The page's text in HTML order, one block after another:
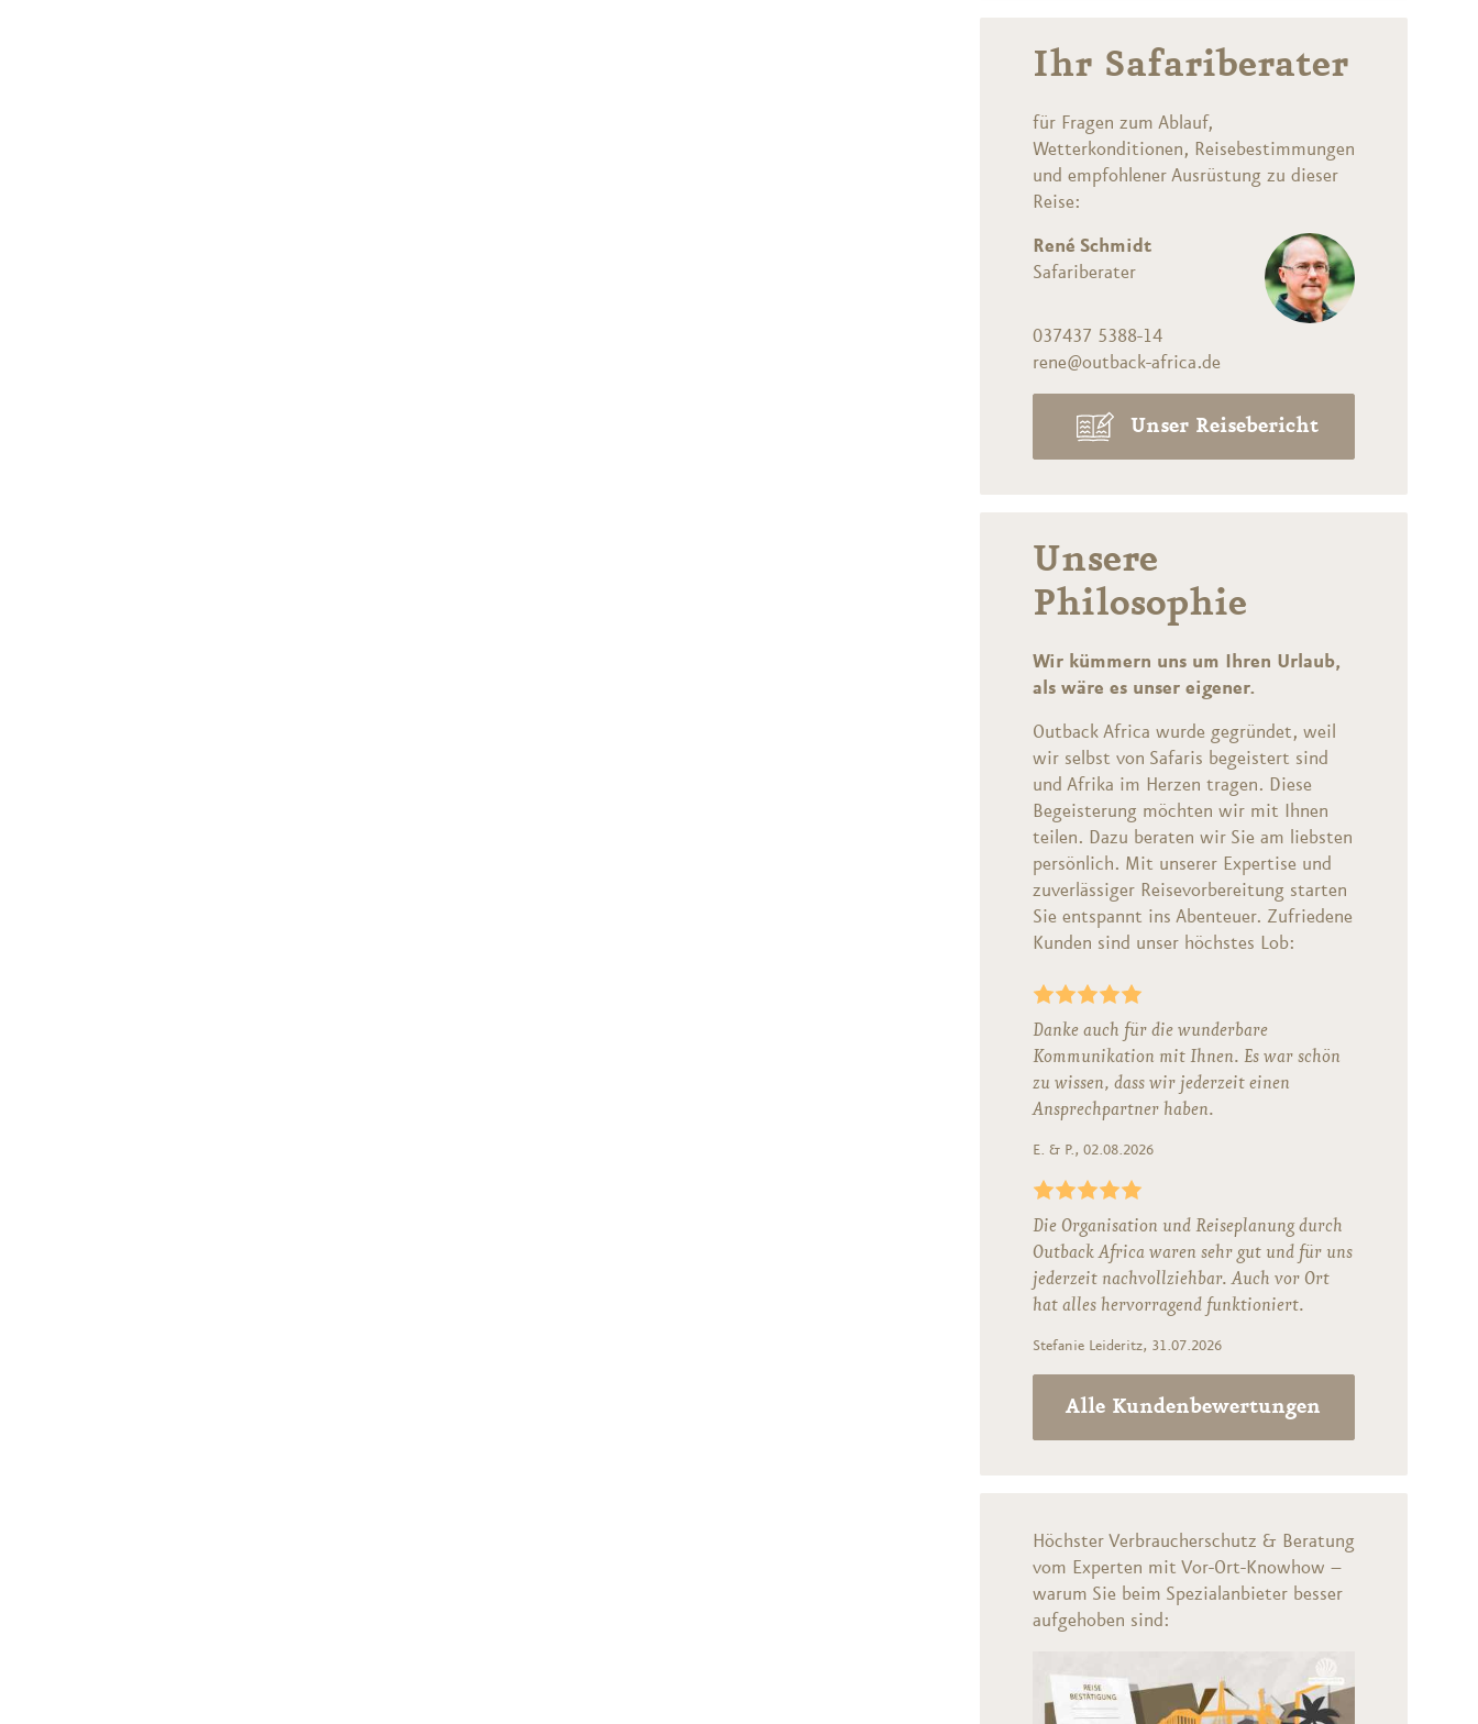
Ihr Safariberater
für Fragen zum Ablauf,
Wetterkonditionen, Reisebestimmungen
und empfohlener Ausrüstung zu dieser
Reise:
René Schmidt
Safariberater
037437 5388-14
rene@outback-africa.de
Unser Reisebericht
Unsere
Philosophie
Wir kümmern uns um Ihren Urlaub,
als wäre es unser eigener.
Outback Africa wurde gegründet, weil
wir selbst von Safaris begeistert sind
und Afrika im Herzen tragen. Diese
Begeisterung möchten wir mit Ihnen
teilen. Dazu beraten wir Sie am liebsten
persönlich. Mit unserer Expertise und
zuverlässiger Reisevorbereitung starten
Sie entspannt ins Abenteuer. Zufriedene
Kunden sind unser höchstes Lob:
Danke auch für die wunderbare
Kommunikation mit Ihnen. Es war schön
zu wissen, dass wir jederzeit einen
Ansprechpartner haben.
E. & P., 02.08.2026
Die Organisation und Reiseplanung durch
Outback Africa waren sehr gut und für uns
jederzeit nachvollziehbar. Auch vor Ort
hat alles hervorragend funktioniert.
Stefanie Leideritz, 31.07.2026
Alle Kundenbewertungen
Höchster Verbraucherschutz & Beratung
vom Experten mit Vor-Ort-Knowhow –
warum Sie beim Spezialanbieter besser
aufgehoben sind: